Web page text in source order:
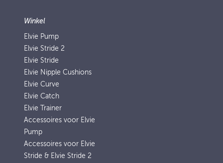
Winkel
Elvie Pump
Elvie Stride 2
Elvie Stride
Elvie Nipple Cushions
Elvie Curve
Elvie Catch
Elvie Trainer
Accessoires voor Elvie
Pump
Accessoires voor Elvie
Stride & Elvie Stride 2